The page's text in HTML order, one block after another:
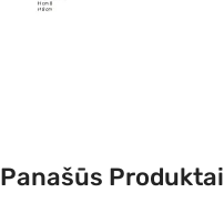
Panašūs Produktai